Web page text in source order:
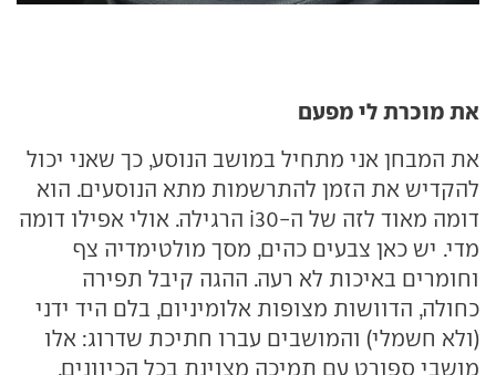
את מוכרת לי מפעם
את המבחן אני מתחיל במושב הנוסע, כך שאני יכול
להקדיש את הזמן להתרשמות מתא הנוסעים. הוא
דומה מאוד לזה של ה-i30 הרגילה. אולי אפילו דומה
מדי. יש כאן צבעים כהים, מסך מולטימדיה צף
וחומרים באיכות לא רעה. ההגה קיבל תפירה
כחולה, הדוושות מצופות אלומיניום, בלם היד ידני
(ולא חשמלי) והמושבים עברו חתיכת שדרוג: אלו
מושבי ספורט עם תמיכה מצוינת בכל הכיוונים,